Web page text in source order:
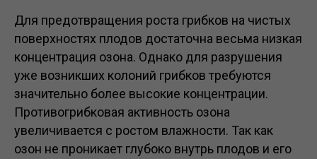
Для предотвращения роста грибков на чистых
поверхностях плодов достаточна весьма низкая
концентрация озона. Однако для разрушения
уже возникших колоний грибков требуются
значительно более высокие концентрации.
Противогрибковая активность озона
увеличивается с ростом влажности. Так как
озон не проникает глубоко внутрь плодов и его